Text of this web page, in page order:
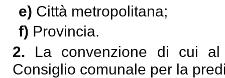
e) Città metropolitana;
f) Provincia.
2. La convenzione di cui
Consiglio comunale per la